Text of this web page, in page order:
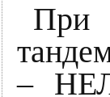
При
–